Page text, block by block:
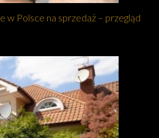
w Polsce na sprzedaż – przegląd